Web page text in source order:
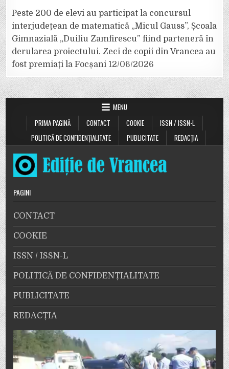
Peste 200 de elevi au participat la concursul
interjudețean de matematică „Micul Gauss”, Școala
Gimnazială „Duiliu Zamfirescu” fiind parteneră în
derularea proiectului. Zeci de copii din Vrancea au
fost premiați la Focșani 12/06/2026
MENU
PRIMA PAGINĂ
CONTACT COOKIE
ISSN / ISSN-L
POLITICĂ DE CONFIDENȚIALITATE
PUBLICITATE REDACȚIA
PAGINI
CONTACT
COOKIE
ISSN / ISSN-L
POLITICĂ DE CONFIDENȚIALITATE
PUBLICITATE
REDACȚIA